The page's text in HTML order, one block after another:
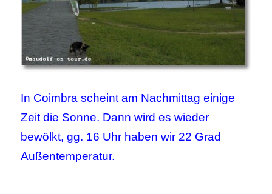
In Coimbra scheint am Nachmittag einige
Zeit die Sonne. Dann wird es wieder
bewölkt, gg. 16 Uhr haben wir 22 Grad
Außentemperatur.